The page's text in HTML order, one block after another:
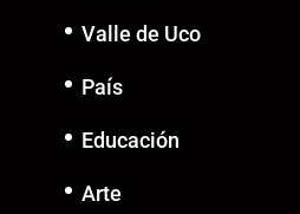
Valle de Uco
País
Educación
Arte